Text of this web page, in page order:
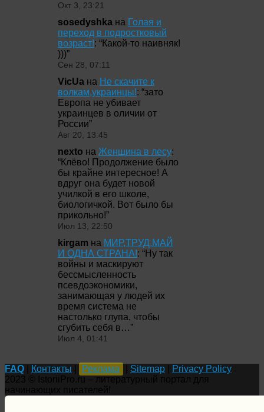
Окт 3, 23:21
sosedyshka на Голая и
переход в подростковый
возраст!: “Какой-то наивняк!
)))”
Сен 28, 07:11
VicUa на Не скачите к
волкам,украинцы!: “зато
Европа не убивает
украинцев в оличии от
России”
Авг 20, 13:45
nexto на Женщина в лесу:
“Клёво! Продолжение было
бы крайне интересное! А
вдруг она будет новой
училкой в его школе,
биологичкой. Вот было бы
прикольно!”
Июл 13, 22:50
kirgam на МИР,ТРУД,МАЙ
И ОДНА СТРАНА!: “Ну так
войны и маскируют
бессмысленность
псевдоэкономики,
занимающая у людей их
время система не
настолько глупа, чтобы
сгубить себя в…”
Июл 4, 01:41
FAQ Контакты Реклама Sitemap
Privacy Policy